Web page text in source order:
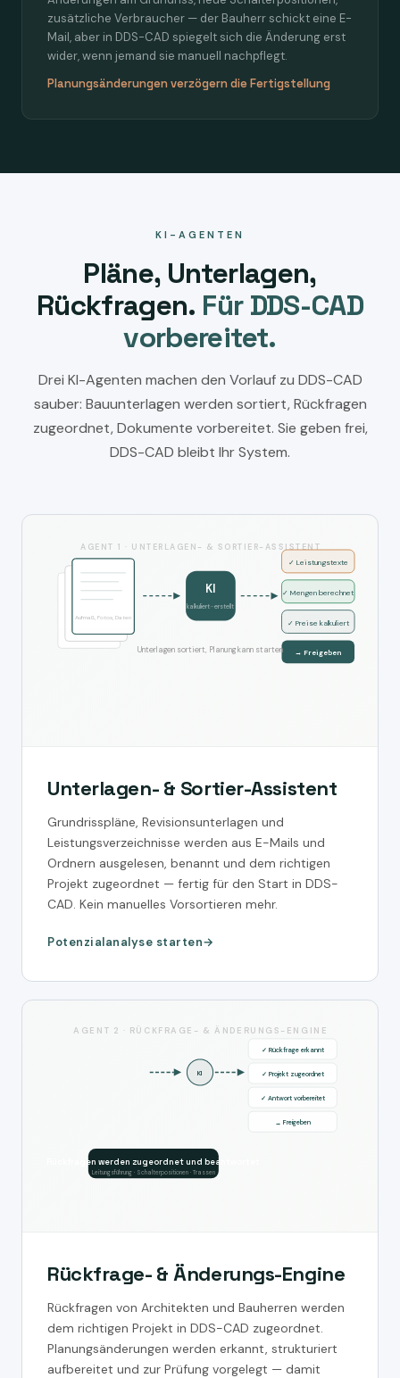
zusätzliche Verbraucher — der Bauherr schickt eine E-
Mail, aber in DDS-CAD spiegelt sich die Änderung erst
wider, wenn jemand sie manuell nachpflegt.
Planungsänderungen verzögern die Fertigstellung
KI-AGENTEN
Pläne, Unterlagen,
Rückfragen. Für DDS-CAD
vorbereitet.
Drei KI-Agenten machen den Vorlauf zu DDS-CAD
sauber: Bauunterlagen werden sortiert, Rückfragen
zugeordnet, Dokumente vorbereitet. Sie geben frei,
DDS-CAD bleibt Ihr System.
AGENT 1 · UNTERLAGEN- & SORTIER-ASSISTENT
Aufmaß, Fotos, Daten
KI
kalkuliert · erstellt
✓ Leistungstexte
✓ Mengen berechnet
✓ Preise kalkuliert
→ Freigeben
Unterlagen sortiert, Planung kann starten
Unterlagen- & Sortier-Assistent
Grundrisspläne, Revisionsunterlagen und
Leistungsverzeichnisse werden aus E-Mails und
Ordnern ausgelesen, benannt und dem richtigen
Projekt zugeordnet — fertig für den Start in DDS-
CAD. Kein manuelles Vorsortieren mehr.
Potenzialanalyse starten
AGENT 2 · RÜCKFRAGE- & ÄNDERUNGS-ENGINE
KI
✓ Rückfrage erkannt
✓ Projekt zugeordnet
✓ Antwort vorbereitet
→ Freigeben
Rückfragen werden zugeordnet und beantwortet
Leitungsführung · Schalterpositionen · Trassen
Rückfrage- & Änderungs-Engine
Rückfragen von Architekten und Bauherren werden
dem richtigen Projekt in DDS-CAD zugeordnet.
Planungsänderungen werden erkannt, strukturiert
aufbereitet und zur Prüfung vorgelegt — damit